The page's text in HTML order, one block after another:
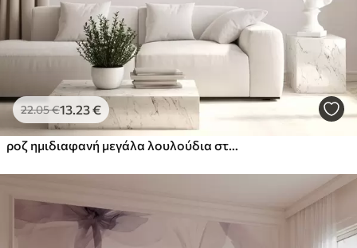
22.05€13 .23€